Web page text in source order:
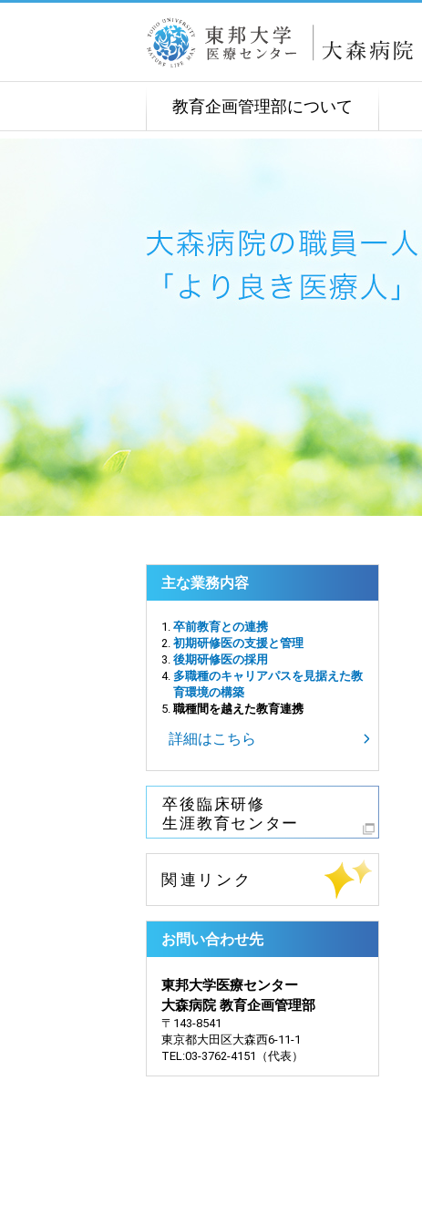
教育企画管理部について
主な業務内容
卒前教育との連携
初期研修医の支援と管理
後期研修医の採用
多職種のキャリアパスを見据えた教
育環境の構築
職種間を越えた教育連携
詳細はこちら
お問い合わせ先
東邦大学医療センター
大森病院 教育企画管理部
〒143-8541
東京都大田区大森西6-11-1
TEL:03-3762-4151（代表）